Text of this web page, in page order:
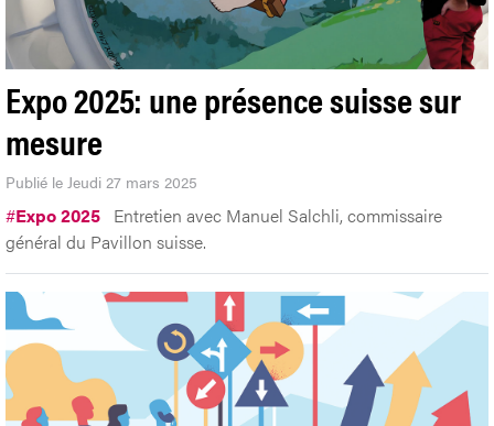
Expo 2025: une présence suisse sur
mesure
Publié le Jeudi 27 mars 2025
#Expo 2025 Entretien avec Manuel Salchli, commissaire
général du Pavillon suisse.